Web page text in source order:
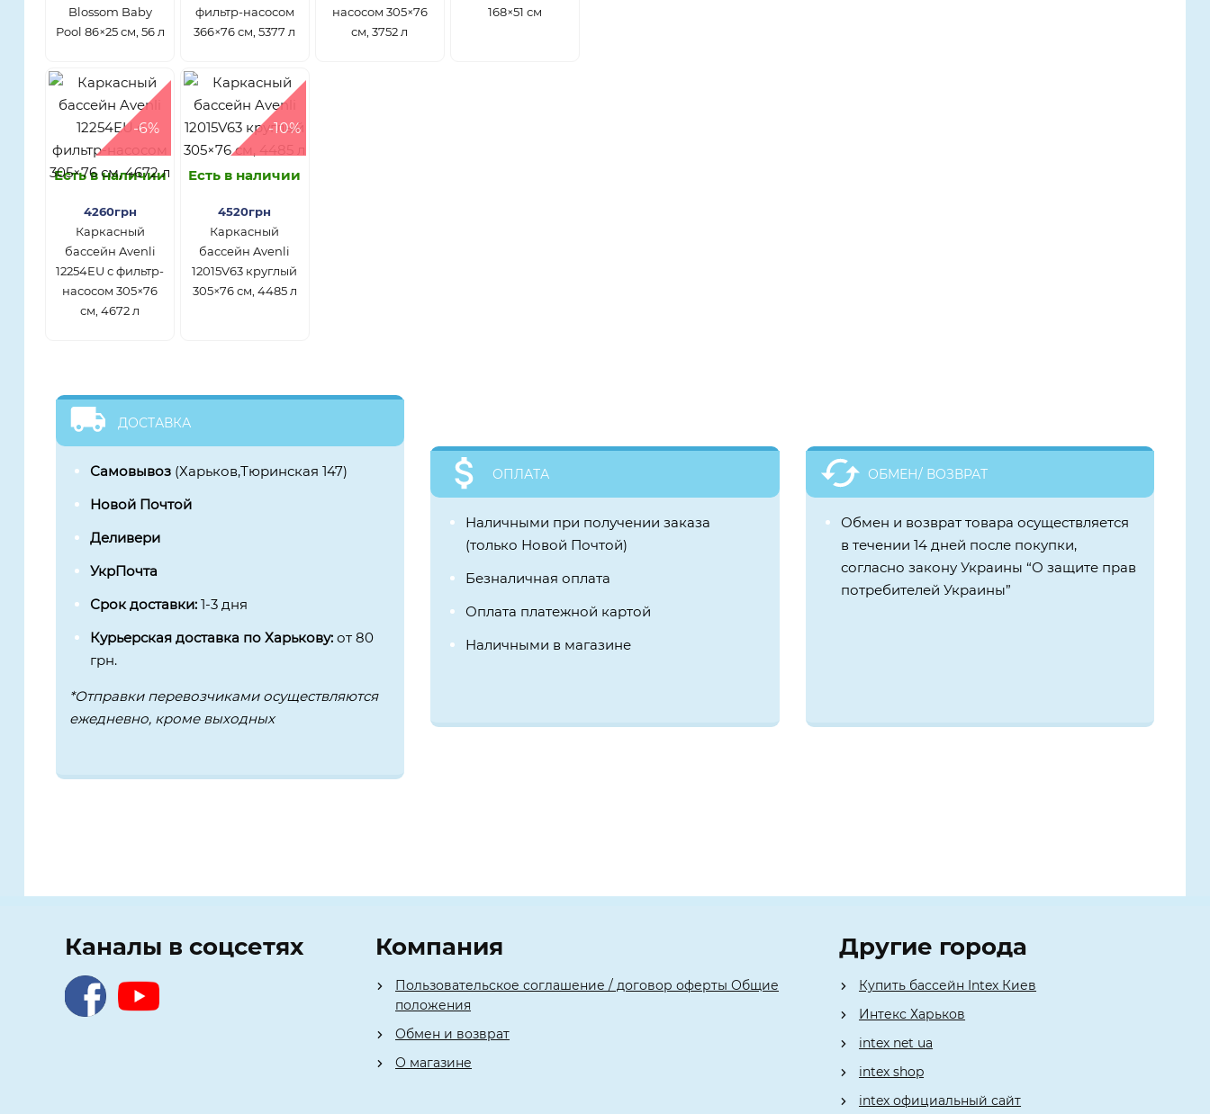
Blossom Baby
Pool 86×25 см, 56 л
фильтр-насосом
366×76 см, 5377 л
насосом 305×76
см, 3752 л
168×51 см
-6%
Есть в наличии
4260грн
Каркасный
бассейн Avenli
12254EU с фильтр-
насосом 305×76
см, 4672 л
-10%
Есть в наличии
4520грн
Каркасный
бассейн Avenli
12015V63 круглый
305×76 см, 4485 л
ДОСТАВКА
Самовывоз (Харьков,Тюринская 147)
Новой Почтой
Деливери
УкрПочта
Срок доставки:1-3 дня
Курьерская доставка по Харькову:от 80
грн.
*Отправки перевозчиками осуществляются
ежедневно, кроме выходных
ОПЛАТА
Наличными при получении заказа
(только Новой Почтой)
Безналичная оплата
Оплата платежной картой
Наличными в магазине
ОБМЕН/ ВОЗВРАТ
Обмен и возврат товара осуществляется
в течении 14 дней после покупки,
согласно закону Украины “О защите прав
потребителей Украины”
Каналы в соцсетях Компания
Пользовательское соглашение / договор оферты Общие
положения
Обмен и возврат
О магазине
Другие города
Купить бассейн Intex Киев
Интекс Харьков
intex net ua
intex shop
intex официальный сайт